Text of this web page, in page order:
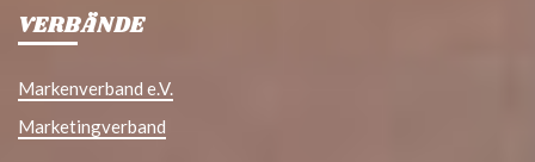
VERBÄNDE
Markenverband e.V.
Marketingverband